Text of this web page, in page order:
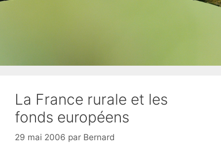
La France rurale et les
fonds européens
29 mai 2006 par Bernard